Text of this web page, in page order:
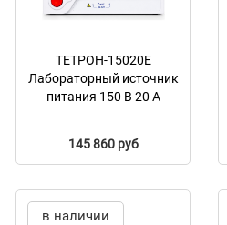
ТЕТРОН-15020Е
Лабораторный источник
питания 150 В 20 А
145 860 руб
в наличии